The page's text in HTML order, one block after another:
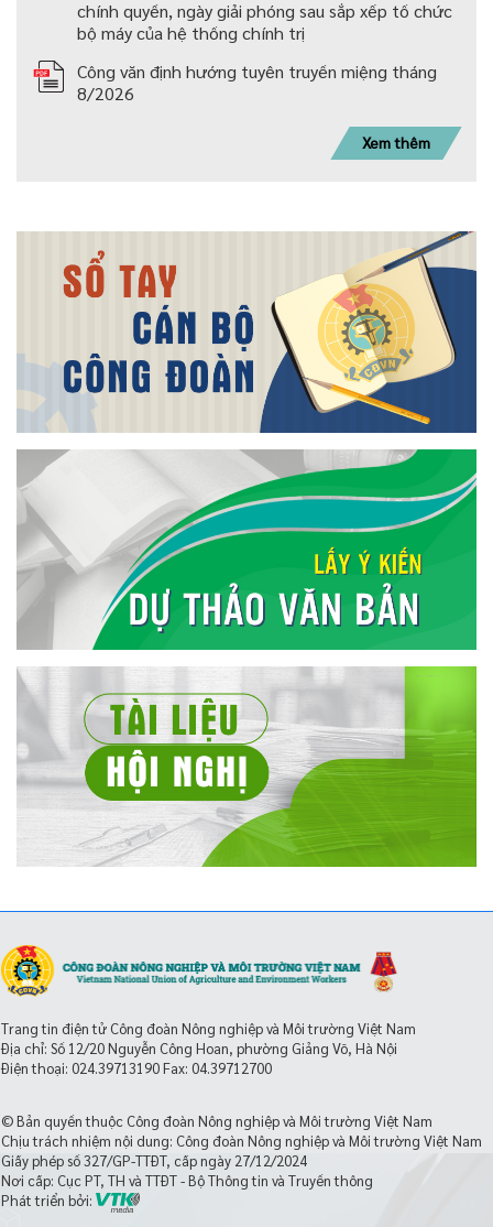
chính quyền, ngày giải phóng sau sắp xếp tố chức
bộ máy của hệ thống chính trị
Công văn định hướng tuyên truyền miệng tháng
8/2026
Xem thêm
Trang tin điện tử Công đoàn Nông nghiệp và Môi trường Việt Nam
Địa chỉ: Số 12/20 Nguyễn Công Hoan, phường Giảng Võ, Hà Nội
Điện thoại: 024.39713190Fax: 04.39712700
© Bản quyền thuộc Công đoàn Nông nghiệp và Môi trường Việt Nam
Chịu trách nhiệm nội dung: Công đoàn Nông nghiệp và Môi trường Việt Nam
Giấy phép số 327/GP-TTĐT, cấp ngày 27/12/2024
Nơi cấp: Cục PT, TH và TTĐT - Bộ Thông tin và Truyền thông
Phát triển bởi: